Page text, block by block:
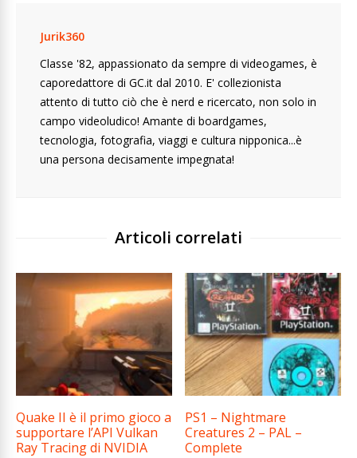
Jurik360
Classe '82, appassionato da sempre di videogames, è
caporedattore di GC.it dal 2010. E' collezionista
attento di tutto ciò che è nerd e ricercato, non solo in
campo videoludico! Amante di boardgames,
tecnologia, fotografia, viaggi e cultura nipponica...è
una persona decisamente impegnata!
Articoli correlati
Quake II è il primo gioco a
supportare l’API Vulkan
Ray Tracing di NVIDIA
PS1 – Nightmare
Creatures 2 – PAL –
Complete